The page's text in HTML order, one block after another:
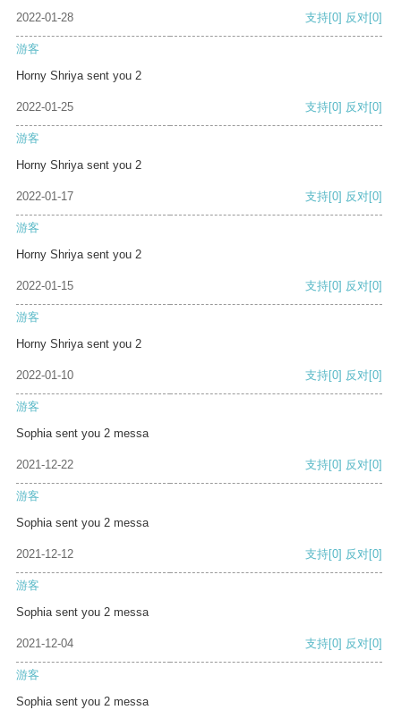
2022-01-28 支持[0] 反对[0]
游客
Horny Shriya sent you 2
2022-01-25 支持[0] 反对[0]
游客
Horny Shriya sent you 2
2022-01-17 支持[0] 反对[0]
游客
Horny Shriya sent you 2
2022-01-15 支持[0] 反对[0]
游客
Horny Shriya sent you 2
2022-01-10 支持[0] 反对[0]
游客
Sophia sent you 2 messa
2021-12-22 支持[0] 反对[0]
游客
Sophia sent you 2 messa
2021-12-12 支持[0] 反对[0]
游客
Sophia sent you 2 messa
2021-12-04 支持[0] 反对[0]
游客
Sophia sent you 2 messa